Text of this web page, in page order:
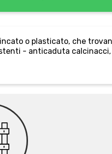
o plasticato, che
- anticaduta